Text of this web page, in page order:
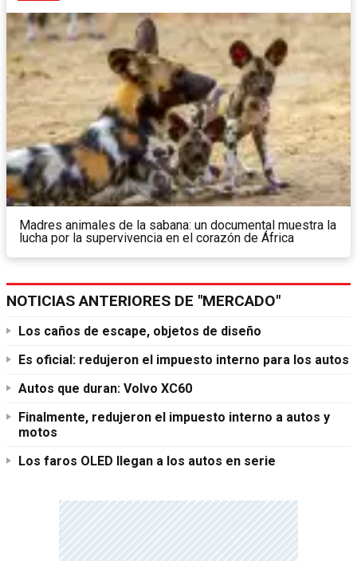
Madres animales de la sabana: un documental muestra la
lucha por la supervivencia en el corazón de África
NOTICIAS ANTERIORES DE "MERCADO"
Los caños de escape, objetos de diseño
Es oficial: redujeron el impuesto interno para los autos
Autos que duran: Volvo XC60
Finalmente, redujeron el impuesto interno a autos y
motos
Los faros OLED llegan a los autos en serie